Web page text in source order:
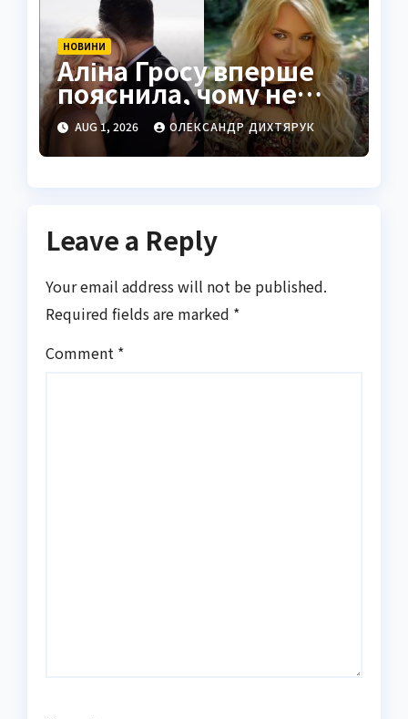
НОВИНИ
Аліна Гросу вперше
пояснила, чому не
показує чоловіка
AUG 1, 2026 ОЛЕКСАНДР ДИХТЯРУК
Leave a Reply
Your email address will not be published.
Required fields are marked *
Comment *